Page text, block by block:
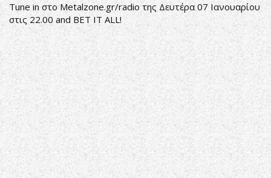
Tune in στο Metalzone.gr/radio της Δευτέρα 07 Ιανουαρίου
στις 22.00 and BET IT ALL!